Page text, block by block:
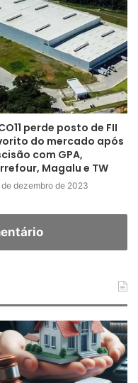
perde posto de FII
do mercado após
com GPA,
Magalu e TW
de dezembro de 2023